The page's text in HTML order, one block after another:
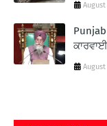
August
August